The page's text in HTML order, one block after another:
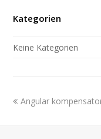
Kategorien
Keine Kategorien
previous
Angular